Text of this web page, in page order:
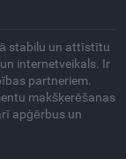
stabilu un attīstītu
internetveikals. Ir
partneriem.
makšķerēšanas
apģērbus un